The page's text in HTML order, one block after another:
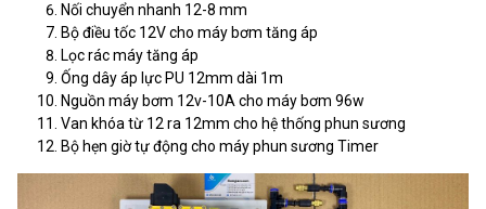
Nối chuyển nhanh 12-8 mm
Bộ điều tốc 12V cho máy bơm tăng áp
Lọc rác máy tăng áp
Ống dây áp lực PU 12mm dài 1m
Nguồn máy bơm 12v-10A cho máy bơm 96w
Van khóa từ 12 ra 12mm cho hệ thống phun sương
Bộ hẹn giờ tự động cho máy phun sương Timer